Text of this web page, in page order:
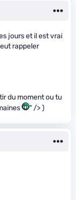
jours et il est vrai
rappeler
du moment ou tu
" /> )